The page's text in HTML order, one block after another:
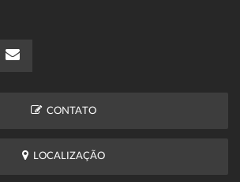
CONTATO
LOCALIZAÇÃO